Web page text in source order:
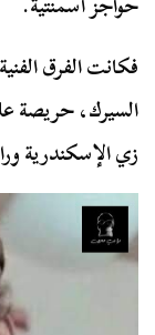
فكانت الفرق
السيرك، حريصة
زي الإسكندرية